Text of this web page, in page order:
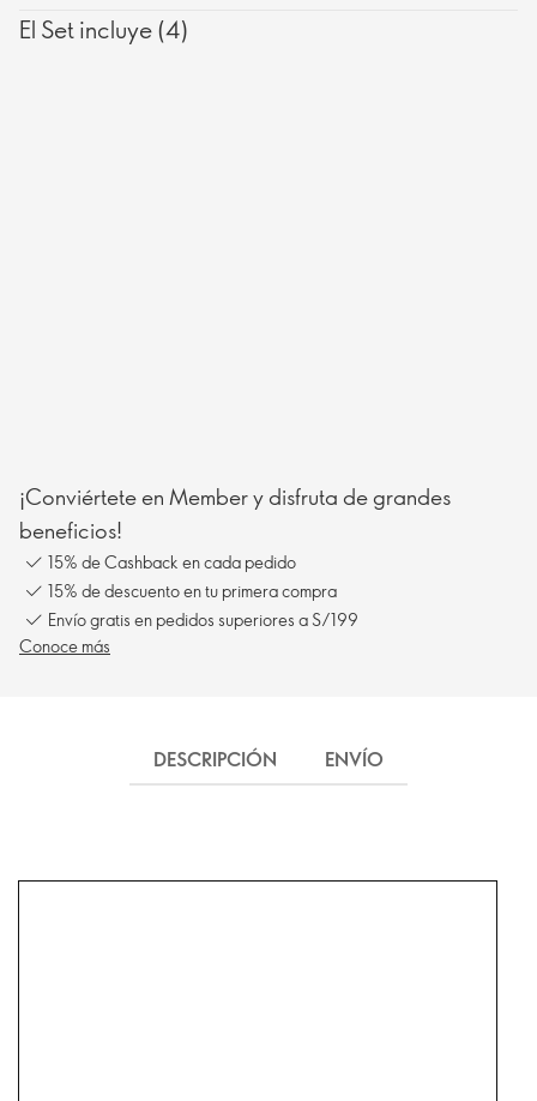
El Set incluye (4)
¡Conviértete en Member y disfruta de grandes
beneficios!
15% de Cashback en cada pedido
15% de descuento en tu primera compra
Envío gratis en pedidos superiores a S/199
Conoce más
DESCRIPCIÓN ENVÍO